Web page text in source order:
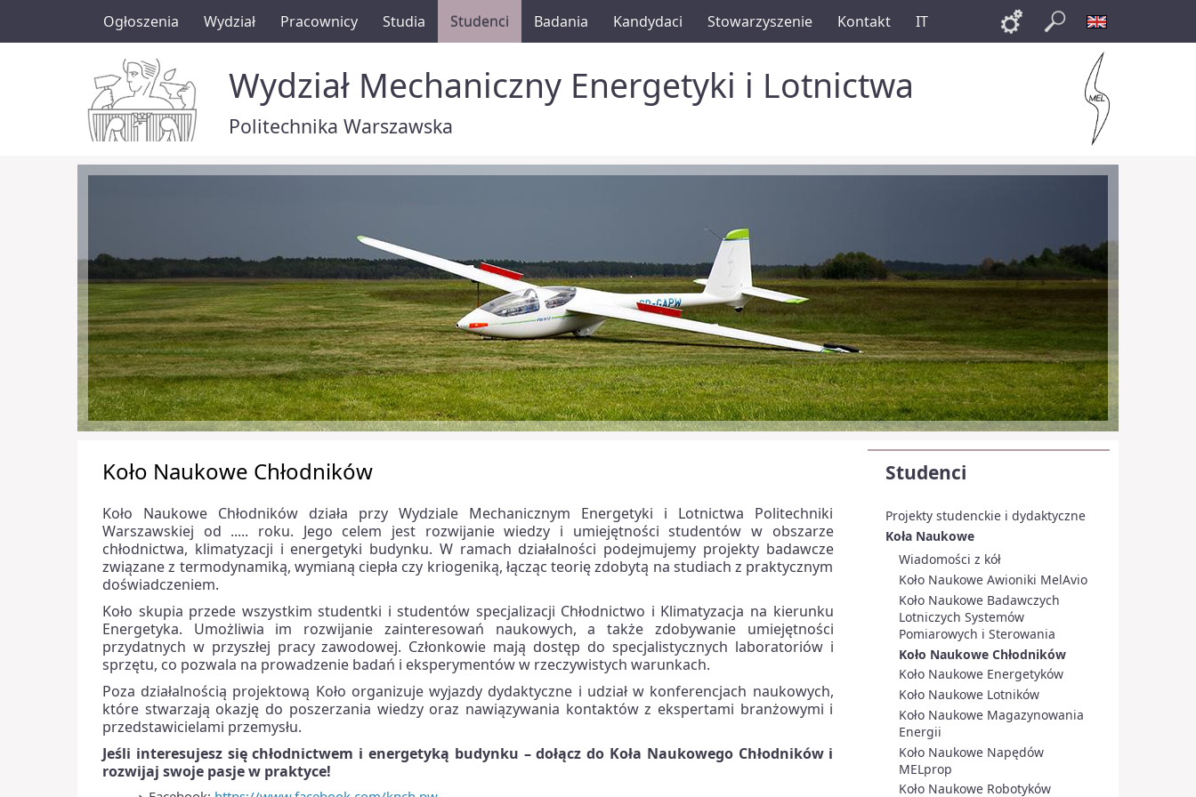
Ogłoszenia Wydział Pracownicy Studia Studenci Badania Kandydaci Stowarzyszenie Kontakt IT Links Szukaj
Wydział Mechaniczny Energetyki i Lotnictwa
Politechnika Warszawska
Studenci
Projekty studenckie i dydaktyczne
Koła Naukowe
Wiadomości z kół
Koło Naukowe Awioniki MelAvio
Koło Naukowe Badawczych
Lotniczych Systemów
Pomiarowych i Sterowania
Koło Naukowe Chłodników
Koło Naukowe Energetyków
Koło Naukowe Lotników
Koło Naukowe Magazynowania
Energii
Koło Naukowe Napędów
MELprop
Koło Naukowe Robotyków
Koło Naukowe Chłodników
Koło Naukowe Chłodników działa przy Wydziale Mechanicznym Energetyki i Lotnictwa Politechniki
Warszawskiej od ..... roku. Jego celem jest rozwijanie wiedzy i umiejętności studentów w obszarze
chłodnictwa, klimatyzacji i energetyki budynku. W ramach działalności podejmujemy projekty badawcze
związane z termodynamiką, wymianą ciepła czy kriogeniką, łącząc teorię zdobytą na studiach z praktycznym
doświadczeniem.
Koło skupia przede wszystkim studentki i studentów specjalizacji Chłodnictwo i Klimatyzacja na kierunku
Energetyka. Umożliwia im rozwijanie zainteresowań naukowych, a także zdobywanie umiejętności
przydatnych w przyszłej pracy zawodowej. Członkowie mają dostęp do specjalistycznych laboratoriów i
sprzętu, co pozwala na prowadzenie badań i eksperymentów w rzeczywistych warunkach.
Poza działalnością projektową Koło organizuje wyjazdy dydaktyczne i udział w konferencjach naukowych,
które stwarzają okazję do poszerzania wiedzy oraz nawiązywania kontaktów z ekspertami branżowymi i
przedstawicielami przemysłu.
Jeśli interesujesz się chłodnictwem i energetyką budynku – dołącz do Koła Naukowego Chłodników i
rozwijaj swoje pasje w praktyce!